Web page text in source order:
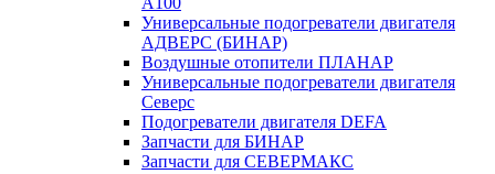
Универсальные подогреватели двигателя
АДВЕРС (БИНАР)
Воздушные отопители ПЛАНАР
Универсальные подогреватели двигателя
Северс
Подогреватели двигателя DEFA
Запчасти для БИНАР
Запчасти для СЕВЕРМАКС